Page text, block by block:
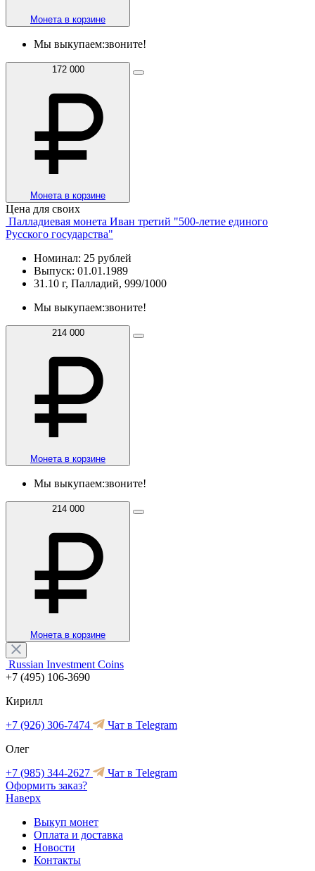
Монета в корзине
Мы выкупаем:звоните!
172 000
Монета в корзине
Цена для своих
Палладиевая монета Иван третий "500-летие единого
Русского государства"
Номинал: 25 рублей
Выпуск: 01.01.1989
31.10 г, Палладий, 999/1000
Мы выкупаем:звоните!
214 000
Монета в корзине
Мы выкупаем:звоните!
214 000
Монета в корзине
Russian Investment Coins
+7 (495) 106-3690
Кирилл
+7 (926) 306-7474
Чат в Telegram
Олег
+7 (985) 344-2627
Чат в Telegram
Оформить заказ?
Наверх
Выкуп монет
Оплата и доставка
Новости
Контакты